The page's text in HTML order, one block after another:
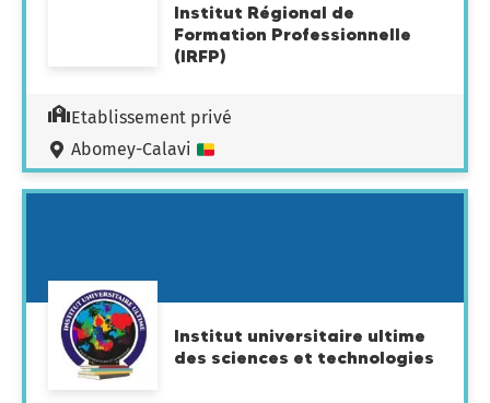
Institut Régional de
Formation Professionnelle
(IRFP)
Etablissement privé
Abomey-Calavi
Institut universitaire ultime
des sciences et technologies